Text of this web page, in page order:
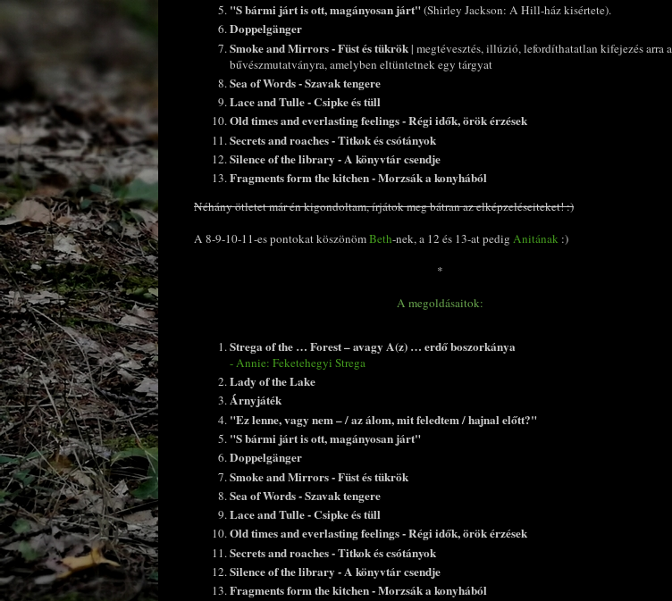
"S bármi járt is ott, magányosan járt"(Shirley Jackson: A Hill-ház kisértete).
Doppelgänger
Smoke and Mirrors - Füst és tükrök| megtévesztés, illúzió, lefordíthatatlan kifejezés arra a
bűvészmutatványra, amelyben eltüntetnek egy tárgyat
Sea of Words - Szavak tengere
Lace and Tulle - Csipke és tüll
Old times and everlasting feelings - Régi idők, örök érzések
Secrets and roaches - Titkok és csótányok
Silence of the library -A könyvtár csendje
Fragments form the kitchen - Morzsák a konyhából
Néhány ötletet már én kigondoltam, írjátok meg bátran az elképzeléseiteket! :)
A 8-9-10-11-es pontokat köszönömBeth-nek, a 12 és 13-at pedig Anitának :)
*
A megoldásaitok:
Strega of the … Forest – avagy A(z) … erdő boszorkánya
- Annie: Feketehegyi Strega
Lady of the Lake
Árnyjáték
"Ez lenne, vagy nem – / az álom, mit feledtem / hajnal előtt?"
"S bármi járt is ott, magányosan járt"
Doppelgänger
Smoke and Mirrors - Füst és tükrök
Sea of Words - Szavak tengere
Lace and Tulle - Csipke és tüll
Old times and everlasting feelings - Régi idők, örök érzések
Secrets and roaches - Titkok és csótányok
Silence of the library -A könyvtár csendje
Fragments form the kitchen - Morzsák a konyhából